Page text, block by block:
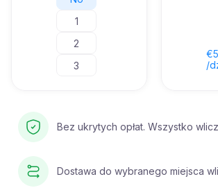
1
2
3
/
Bez ukrytych opłat. Wszystko
Dostawa do wybranego miejsca